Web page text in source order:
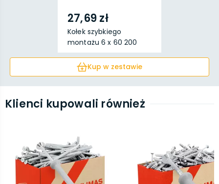
27,69 zł
Kołek szybkiego
montażu 6 x 60 200
sztuk
Kup w zestawie
Klienci kupowali również